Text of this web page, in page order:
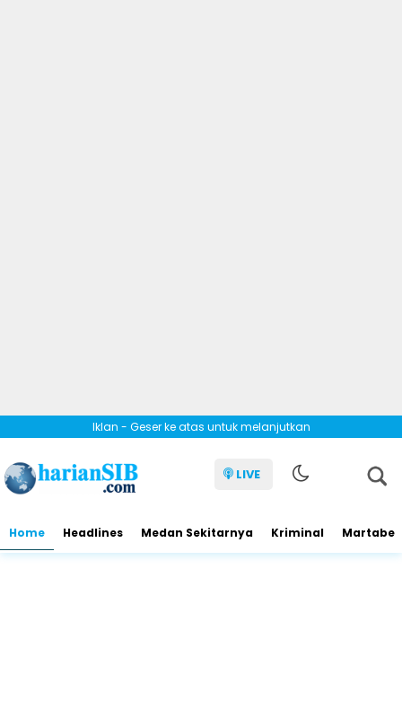
Iklan - Geser ke atas untuk melanjutkan
LIVE
Home Headlines Medan Sekitarnya Kriminal Martabe